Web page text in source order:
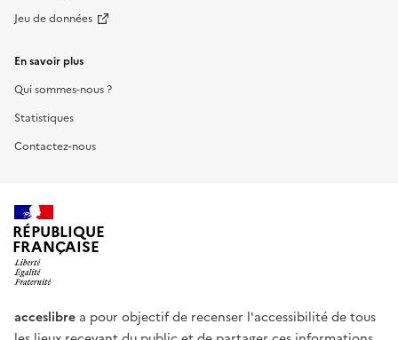
Jeu de données
En savoir plus
Qui sommes-nous ?
Statistiques
Contactez-nous
RÉPUBLIQUE
FRANÇAISE
acceslibre a pour objectif de recenser l'accessibilité de tous